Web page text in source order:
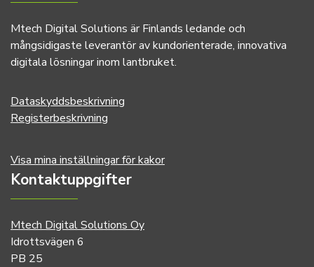
Mtech Digital Solutions är Finlands ledande och
mångsidigaste leverantör av kundorienterade, innovativa
digitala lösningar inom lantbruket.
Dataskyddsbeskrivning
Registerbeskrivning
Visa mina inställningar för kakor
Kontaktuppgifter
Mtech Digital Solutions Oy
Idrottsvägen 6
PB 25